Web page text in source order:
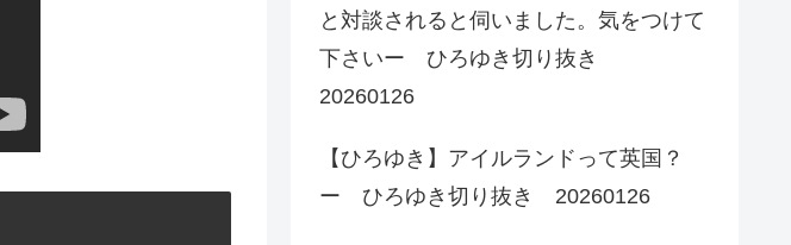
と対談されると伺いました。気をつけて
下さいー ひろゆき切り抜き
20260126
【ひろゆき】アイルランドって英国？
ー ひろゆき切り抜き 20260126